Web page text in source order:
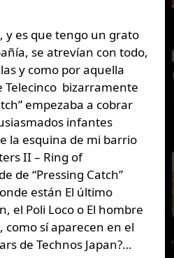
y es que tengo un grato
se atrevían con todo,
y como por aquella
Telecinco bizarramente
empezaba a cobrar
infantes
la esquina de mi barrio
II – Ring of
de “Pressing Catch”
están El último
el Poli Loco o El hombre
como sí aparecen en el
de Technos Japan?…